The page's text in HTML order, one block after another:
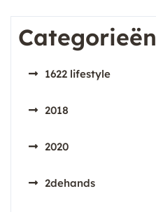
Categorieën
1622 lifestyle
2018
2020
2dehands